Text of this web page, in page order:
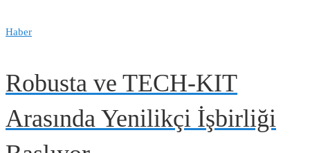
Haber
Robusta ve TECH-KIT
Arasında Yenilikçi İşbirliği